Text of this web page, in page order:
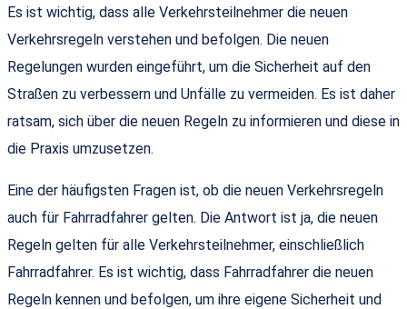
Es ist wichtig, dass alle Verkehrsteilnehmer die neuen
Verkehrsregeln verstehen und befolgen. Die neuen
Regelungen wurden eingeführt, um die Sicherheit auf den
Straßen zu verbessern und Unfälle zu vermeiden. Es ist daher
ratsam, sich über die neuen Regeln zu informieren und diese in
die Praxis umzusetzen.
Eine der häufigsten Fragen ist, ob die neuen Verkehrsregeln
auch für Fahrradfahrer gelten. Die Antwort ist ja, die neuen
Regeln gelten für alle Verkehrsteilnehmer, einschließlich
Fahrradfahrer. Es ist wichtig, dass Fahrradfahrer die neuen
Regeln kennen und befolgen, um ihre eigene Sicherheit und